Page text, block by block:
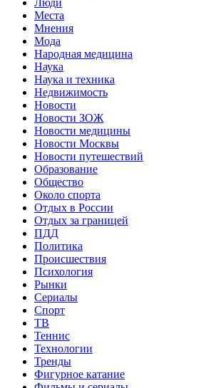
Люди
Места
Мнения
Мода
Народная медицина
Наука
Наука и техника
Недвижимость
Новости
Новости ЗОЖ
Новости медицины
Новости Москвы
Новости путешествий
Образование
Общество
Около спорта
Отдых в России
Отдых за границей
ПДД
Политика
Происшествия
Психология
Рынки
Сериалы
Спорт
ТВ
Теннис
Технологии
Тренды
Фигурное катание